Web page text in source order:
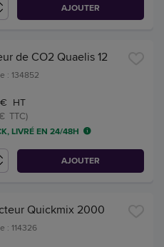
AJOUTER
de CO2 Quaelis 12
: 134852
HT
TTC)
LIVRÉ EN 24/48H
AJOUTER
Quickmix 2000
: 114326